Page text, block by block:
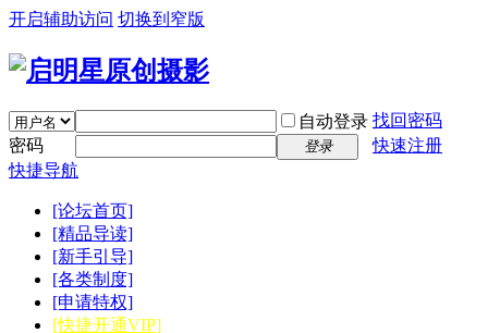
开启辅助访问 切换到窄版
自动登录 找回密码
密码
登录
快速注册
快捷导航
[论坛首页]
[精品导读]
[新手引导]
[各类制度]
[申请特权]
[快捷开通VIP]